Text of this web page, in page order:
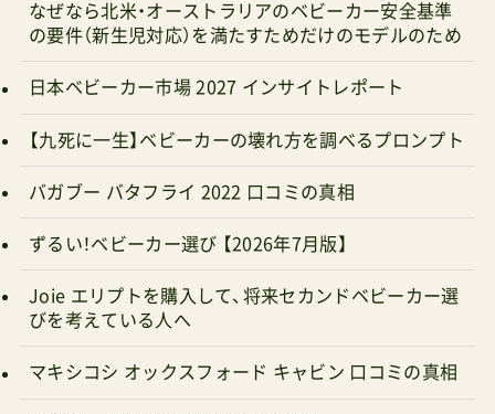
なぜなら北米・オーストラリアのベビーカー安全基準
の要件（新生児対応）を満たすためだけのモデルのため
日本ベビーカー市場 2027 インサイトレポート
【九死に一生】ベビーカーの壊れ方を調べるプロンプト
バガブー バタフライ 2022 口コミの真相
ずるい！ベビーカー選び 【2026年7月版】
Joie エリプトを購入して、将来セカンドベビーカー選
びを考えている人へ
マキシコシ オックスフォード キャビン 口コミの真相